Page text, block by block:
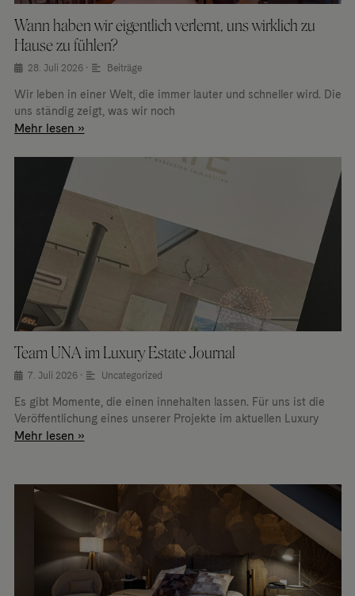
Wann haben wir eigentlich verlernt, uns wirklich zu
Hause zu fühlen?
28. Juli 2026 • Beiträge
Wir leben in einer Welt, die immer lauter und schneller wird. Die
uns ständig zeigt, was wir noch
Mehr lesen »
Team UNA im Luxury Estate Journal
7. Juli 2026 • Uncategorized
Es gibt Momente, die einen innehalten lassen. Für uns ist die
Veröffentlichung eines unserer Projekte im aktuellen Luxury
Mehr lesen »